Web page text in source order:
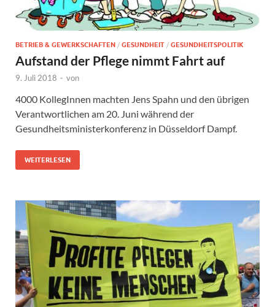
BETRIEB & GEWERKSCHAFTEN / GESUNDHEIT / GESUNDHEITSPOLITIK
Aufstand der Pflege nimmt Fahrt auf
9. Juli 2018 - von
4000 KollegInnen machten Jens Spahn und den übrigen
Verantwortlichen am 20. Juni während der
Gesundheitsministerkonferenz in Düsseldorf Dampf.
WEITERLESEN